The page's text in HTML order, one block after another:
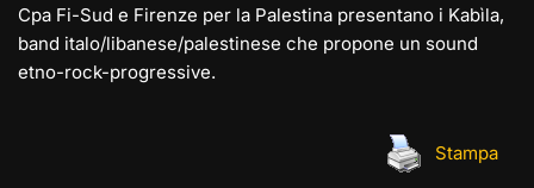
Cpa Fi-Sud e Firenze per la Palestina presentano i Kabìla,
band italo/libanese/palestinese che propone un sound
etno-rock-progressive.
Stampa